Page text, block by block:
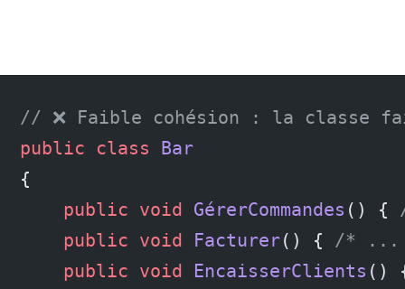
// ❌ Faible cohésion : la classe
public class
Bar
{
    public
void GérerCommandes () {
    public
void Facturer() { /* ...
    public
void EncaisserClients ()